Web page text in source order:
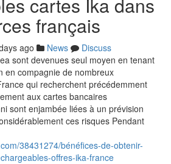
français
ago News
Discuss
sont devenues seul moyen en tenant
en compagnie de nombreux
qui recherchent précédemment
aux cartes bancaires
sont enjambée liées à un prévision
ces risques Pendant
38431274/bénéfices-de-obtenir-
offres-ika-france